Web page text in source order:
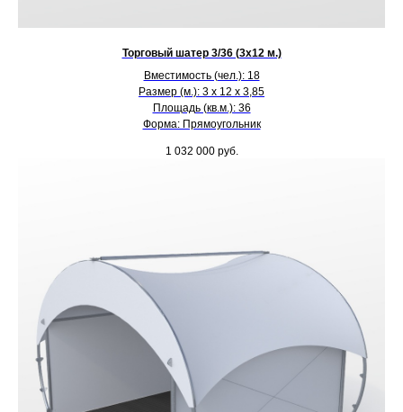
Торговый шатер 3/36 (3х12 м.)
Вместимость (чел.): 18
Размер (м.): 3 х 12 х 3,85
Площадь (кв.м.): 36
Форма: Прямоугольник
1 032 000 руб.